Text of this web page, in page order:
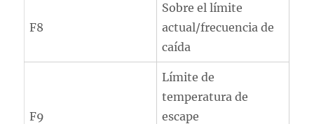
F8
Sobre el límite
actual/frecuencia de
caída
F9
Límite de
temperatura de
escape